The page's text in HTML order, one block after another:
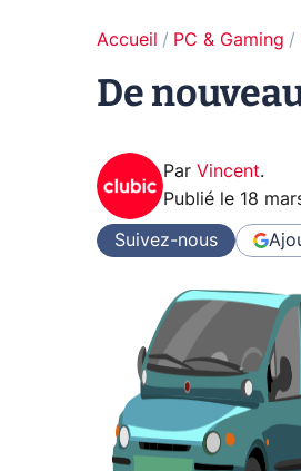
Accueil PC & Gaming
De
Par Vincent.
Publié le 18
Suivez-nous